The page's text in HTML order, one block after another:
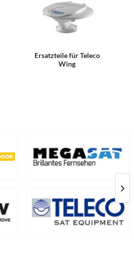
Ersatzteile für Teleco
Wing